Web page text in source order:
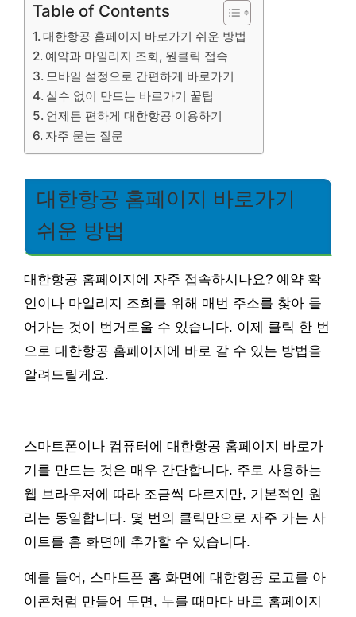
Table of Contents
대한항공 홈페이지 바로가기 쉬운 방법
예약과 마일리지 조회, 원클릭 접속
모바일 설정으로 간편하게 바로가기
실수 없이 만드는 바로가기 꿀팁
언제든 편하게 대한항공 이용하기
자주 묻는 질문
대한항공 홈페이지 바로가기
쉬운 방법
대한항공 홈페이지에 자주 접속하시나요? 예약 확
인이나 마일리지 조회를 위해 매번 주소를 찾아 들
어가는 것이 번거로울 수 있습니다. 이제 클릭 한 번
으로 대한항공 홈페이지에 바로 갈 수 있는 방법을
알려드릴게요.
스마트폰이나 컴퓨터에 대한항공 홈페이지 바로가
기를 만드는 것은 매우 간단합니다. 주로 사용하는
웹 브라우저에 따라 조금씩 다르지만, 기본적인 원
리는 동일합니다. 몇 번의 클릭만으로 자주 가는 사
이트를 홈 화면에 추가할 수 있습니다.
예를 들어, 스마트폰 홈 화면에 대한항공 로고를 아
이콘처럼 만들어 두면, 누를 때마다 바로 홈페이지